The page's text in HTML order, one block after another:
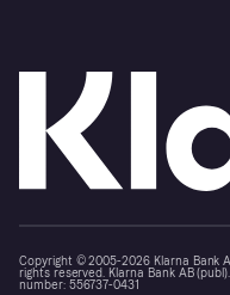
Copyright © 2005-2026 Klarna Bank
rights reserved. Klarna Bank AB
number: 556737-0431